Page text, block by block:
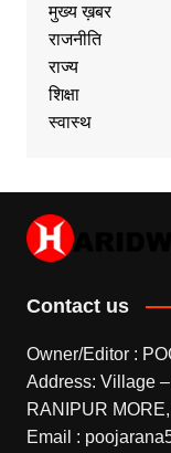
मुख्य ख़बर
राजनीति
राज्य
शिक्षा
स्वास्थ
Contact us
Owner/Editor :
Address: Village
RANIPUR
Email :